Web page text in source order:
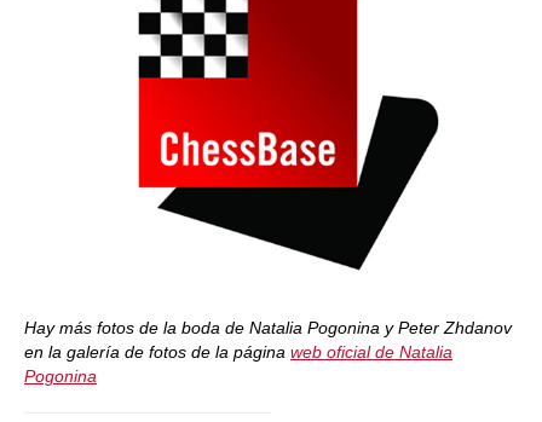
Hay más fotos de la boda de Natalia Pogonina y Peter Zhdanov
en la galería de fotos de la página web oficial de Natalia
Pogonina